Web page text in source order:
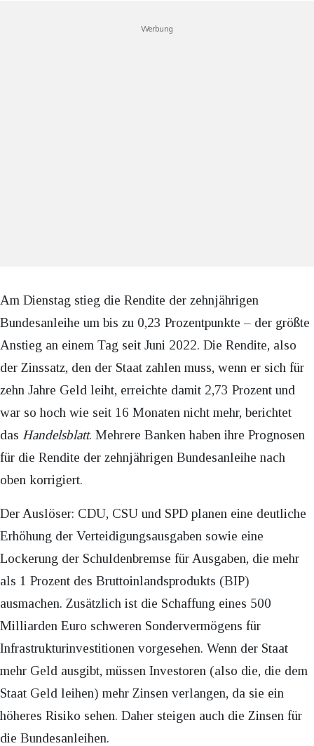
Werbung
Am Dienstag stieg die Rendite der zehnjährigen
Bundesanleihe um bis zu 0,23 Prozentpunkte – der größte
Anstieg an einem Tag seit Juni 2022. Die Rendite, also
der Zinssatz, den der Staat zahlen muss, wenn er sich für
zehn Jahre Geld leiht, erreichte damit 2,73 Prozent und
war so hoch wie seit 16 Monaten nicht mehr, berichtet
das Handelsblatt. Mehrere Banken haben ihre Prognosen
für die Rendite der zehnjährigen Bundesanleihe nach
oben korrigiert.
Der Auslöser: CDU, CSU und SPD planen eine deutliche
Erhöhung der Verteidigungsausgaben sowie eine
Lockerung der Schuldenbremse für Ausgaben, die mehr
als 1 Prozent des Bruttoinlandsprodukts (BIP)
ausmachen. Zusätzlich ist die Schaffung eines 500
Milliarden Euro schweren Sondervermögens für
Infrastrukturinvestitionen vorgesehen. Wenn der Staat
mehr Geld ausgibt, müssen Investoren (also die, die dem
Staat Geld leihen) mehr Zinsen verlangen, da sie ein
höheres Risiko sehen. Daher steigen auch die Zinsen für
die Bundesanleihen.